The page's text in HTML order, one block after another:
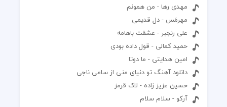
مهدی رها - من همونم
مهرمَس - دل قدیمی
علی رنجبر - عشقت باهامه
حمید کمالی - قول داده بودی
امین هدایتی - ما دوتا
دانلود آهنگ تو دنیای منی از سامی ناجی
حسین عزیز زاده - لاک قرمز
آرکو - سلام سلام